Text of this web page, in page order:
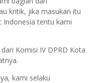
kritik, jika masukan itu
Indonesia tentu kami
Komisi IV DPRD Kota
kami selaku